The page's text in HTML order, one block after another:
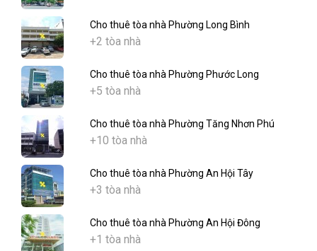
Cho thuê tòa nhà Phường Long Bình
+2 tòa nhà
Cho thuê tòa nhà Phường Phước Long
+5 tòa nhà
Cho thuê tòa nhà Phường Tăng Nhơn Phú
+10 tòa nhà
Cho thuê tòa nhà Phường An Hội Tây
+3 tòa nhà
Cho thuê tòa nhà Phường An Hội Đông
+1 tòa nhà